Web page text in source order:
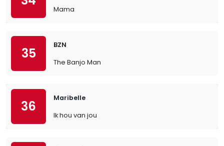
Mama
35
BZN
The Banjo Man
36
Maribelle
Ik hou van jou